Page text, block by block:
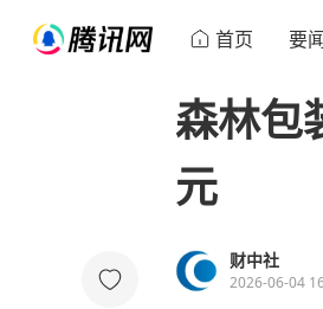
首页 要
森林包
元
财中社
2026-06-04